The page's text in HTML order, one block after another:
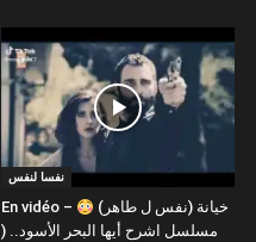
نفسا لنفس
En vidéo – خيانة (نفس ل طاهر)
مسلسل اشرح أيها البحر الأسود.. (